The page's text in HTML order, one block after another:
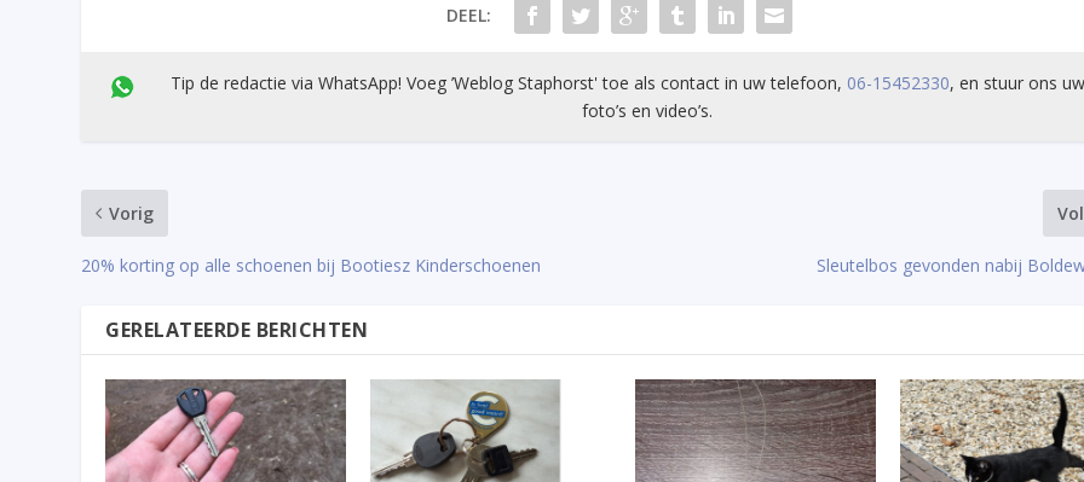
DEEL:
Tip de redactie via WhatsApp! Voeg ’Weblog Staphorst' toe als contact in uw telefoon, 06-15452330, en stuur ons
foto’s en video’s.
Vorig
20% korting op alle schoenen bij Bootiesz Kinderschoenen Sleutelbos gevonden nabij
GERELATEERDE BERICHTEN